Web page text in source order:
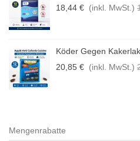
18,44 € (inkl. MwSt.)
Köder Gegen
20,85 € (inkl. MwSt.)
Mengenrabatte